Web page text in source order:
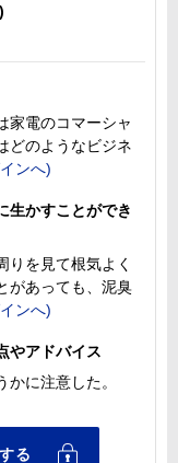
家電のコマーシャ
どのようなビジネ
生かすことができ
りを見て根気よく
があっても、泥臭
やアドバイス
に注意した。